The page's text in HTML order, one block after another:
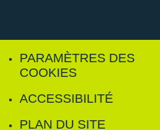
PARAMÈTRES DES
COOKIES
ACCESSIBILITÉ
PLAN DU SITE